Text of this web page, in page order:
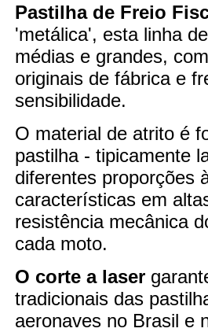
Pastilha de Freio
'metálica', esta linha
médias e grandes,
originais de fábrica e
sensibilidade.
O material de atrito é
pastilha - tipicamente
diferentes proporções
características em
resistência mecânica
cada moto.
O corte a laser
tradicionais das
aeronaves no Brasil e